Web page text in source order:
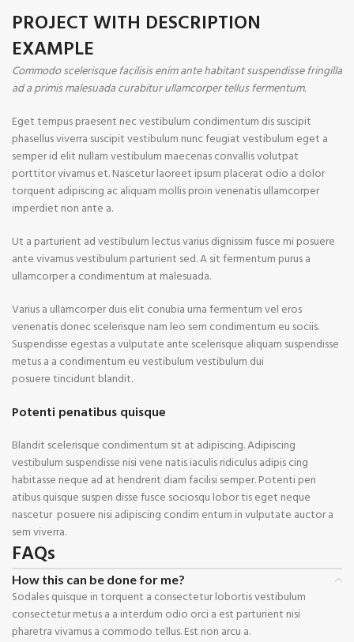
PROJECT WITH DESCRIPTION
EXAMPLE
Commodo scelerisque facilisis enim ante habitant suspendisse fringilla
ad a primis malesuada curabitur ullamcorper tellus fermentum.
Eget tempus praesent nec vestibulum condimentum dis suscipit
phasellus viverra suscipit vestibulum nunc feugiat vestibulum eget a
semper id elit nullam vestibulum maecenas convallis volutpat
porttitor vivamus et. Nascetur laoreet ipsum placerat odio a dolor
torquent adipiscing ac aliquam mollis proin venenatis ullamcorper
imperdiet non ante a.
Ut a parturient ad vestibulum lectus varius dignissim fusce mi posuere
ante vivamus vestibulum parturient sed. A sit fermentum purus a
ullamcorper a condimentum at malesuada.
Varius a ullamcorper duis elit conubia urna fermentum vel eros
venenatis donec scelerisque nam leo sem condimentum eu sociis.
Suspendisse egestas a vulputate ante scelerisque aliquam suspendisse
metus a a condimentum eu vestibulum vestibulum dui
posuere tincidunt blandit.
Potenti penatibus quisque
Blandit scelerisque condimentum sit at adipiscing. Adipiscing
vestibulum suspendisse nisi vene natis iaculis ridiculus adipis cing
habitasse neque ad at hendrerit diam facilisi semper. Potenti pen
atibus quisque suspen disse fusce sociosqu lobor tis eget neque
nascetur posuere nisi adipiscing condim entum in vulputate auctor a
sem viverra.
FAQs
How this can be done for me?
Sodales quisque in torquent a consectetur lobortis vestibulum
consectetur metus a a interdum odio orci a est parturient nisi
pharetra vivamus a commodo tellus. Est non arcu a.